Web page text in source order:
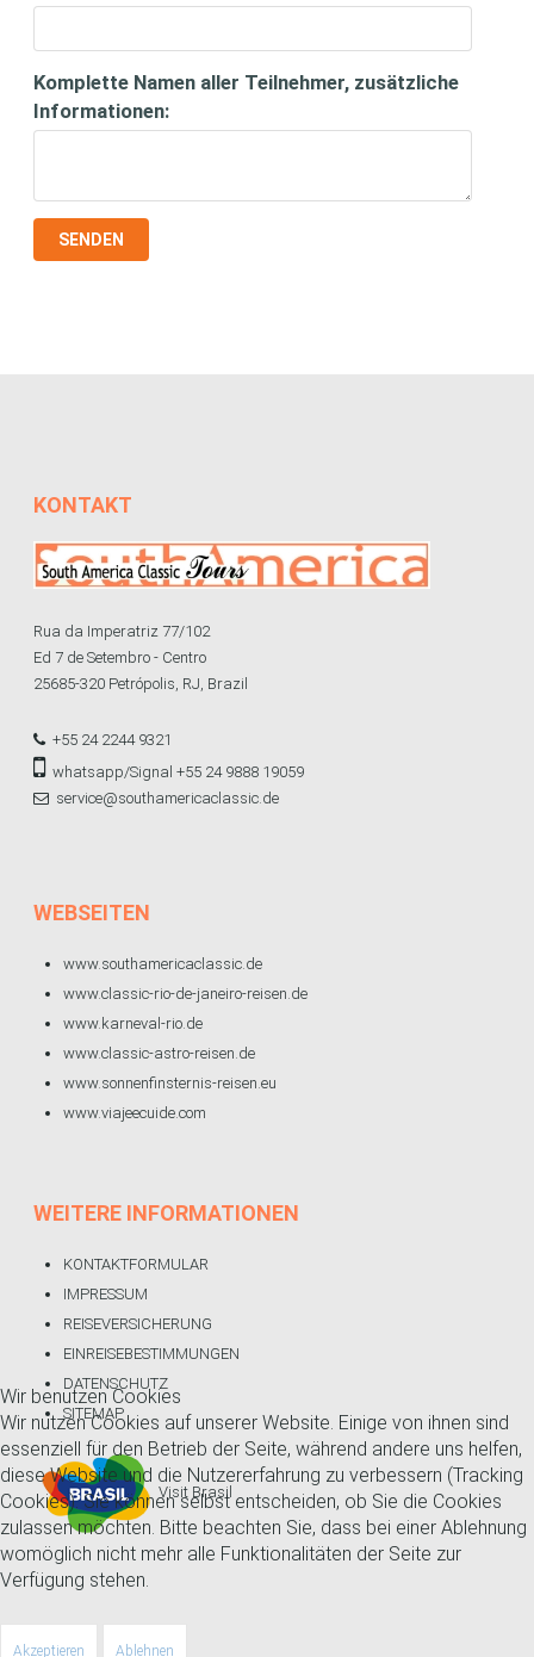
Komplette Namen aller Teilnehmer, zusätzliche
Informationen:
SENDEN
KONTAKT
Rua da Imperatriz 77/102
Ed 7 de Setembro - Centro
25685-320 Petrópolis, RJ, Brazil
+55 24 2244 9321
whatsapp/Signal +55 24 9888 19059
service@southamericaclassic.de
WEBSEITEN
www.southamericaclassic.de
www.classic-rio-de-janeiro-reisen.de
www.karneval-rio.de
www.classic-astro-reisen.de
www.sonnenfinsternis-reisen.eu
www.viajeecuide.com
WEITERE INFORMATIONEN
KONTAKTFORMULAR
IMPRESSUM
REISEVERSICHERUNG
EINREISEBESTIMMUNGEN
DATENSCHUTZ
SITEMAP
Visit Brasil
Wir benutzen Cookies
Wir nutzen Cookies auf unserer Website. Einige von ihnen sind
essenziell für den Betrieb der Seite, während andere uns helfen,
diese Website und die Nutzererfahrung zu verbessern (Tracking
Cookies). Sie können selbst entscheiden, ob Sie die Cookies
zulassen möchten. Bitte beachten Sie, dass bei einer Ablehnung
womöglich nicht mehr alle Funktionalitäten der Seite zur
Verfügung stehen.
Akzeptieren Ablehnen